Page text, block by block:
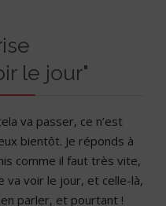
le jour"
va passer, ce n’est
bientôt. Je réponds à
comme il faut très vite,
va voir le jour, et celle-là,
parler, et pourtant !